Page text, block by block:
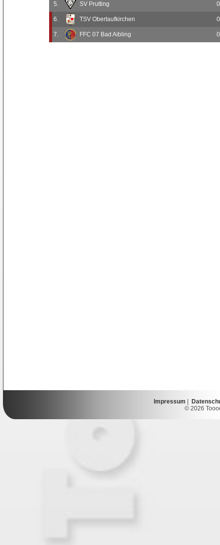
5. SV Prutting 0
6. TSV Obertaufkirchen 0
7. FFC 07 Bad Aibling 0
Impressum
© 2026